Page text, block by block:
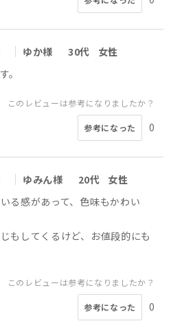
ゆか様 30代
女性
。
このレビューは参考になりましたか？
参考になった 0
ゆみん様 20代
女性
る感があって、色味もかわい
もしてくるけど、お値段的にも
このレビューは参考になりましたか？
参考になった 0